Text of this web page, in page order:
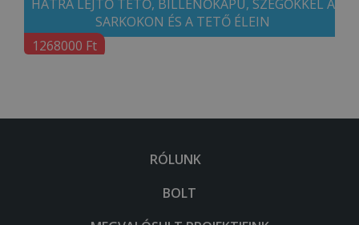
HÁTRA LEJTŐ TETŐ, BILLENŐKAPU, SZEGŐKKEL A
SARKOKON ÉS A TETŐ ÉLEIN
1268000 Ft
RÓLUNK
BOLT